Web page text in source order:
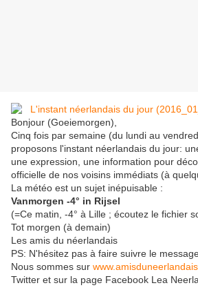
Bonjour (Goeiemorgen),
Cinq fois par semaine (du lundi au
proposons l'instant néerlandais du jour:
une expression, une information pour
officielle de nos voisins immédiats (à
La météo est un sujet inépuisable :
Vanmorgen -4° in Rijsel
(=Ce matin, -4° à Lille ; écoutez le fichier
Tot morgen (à demain)
Les amis du néerlandais
PS: N'hésitez pas à faire suivre le
Nous sommes sur
Twitter et sur la page Facebook Lea